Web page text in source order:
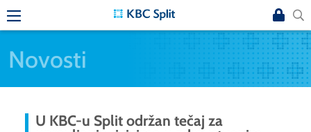
Novosti
U KBC-u Split održan tečaj za